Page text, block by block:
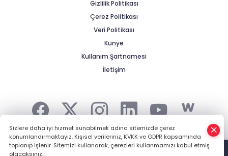
Emniyet teşkilatına 6 bin 250 yeni kadro!
Detaylar belli oldu
Öğrenci affı çıktı.. YÖK'ten açıklama
geldi! 4 aylık süre tanındı
Gizlilik Politikası
Çerez Politikası
Veri Politikası
Künye
Kullanım Şartnamesi
İletişim
Şehrin Haberi, Kırsalın Gündemi... - HABER YAZILIMIve
TURKTICARET.NET projesidir Copyright© 2006-2026 Tüm hakları
Sizlere daha iyi hizmet sunabilmek adına sitemizde çerez
konumlandırmaktayız. Kişisel verileriniz, KVKK ve GDPR kapsamında
toplanıp işlenir. Sitemizi kullanarak, çerezleri kullanmamızı kabul etmiş
olacaksınız.